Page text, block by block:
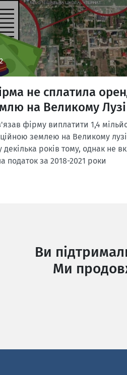
не сплатила
на Великому Лузі
фірму виплатити 1,4
землею на Великому
років тому, однак не
податок за 2018-2021 роки
Ви
Ми